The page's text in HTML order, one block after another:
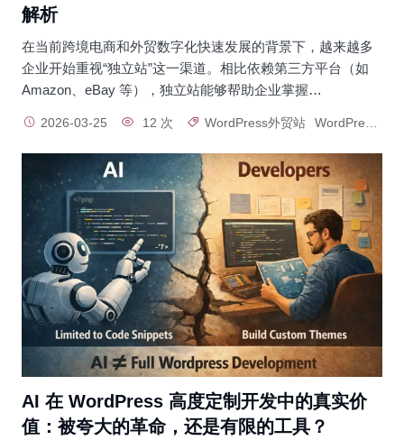
解析
在当前跨境电商和外贸数字化快速发展的背景下，越来越多
企业开始重视“独立站”这一渠道。相比依赖第三方平台（如
Amazon、eBay 等），独立站能够帮助企业掌握…
2026-03-25 12 次 WordPress外贸站 WordPress独立站
AI 在 WordPress 高度定制开发中的真实价
值：被夸大的革命，还是有限的工具？